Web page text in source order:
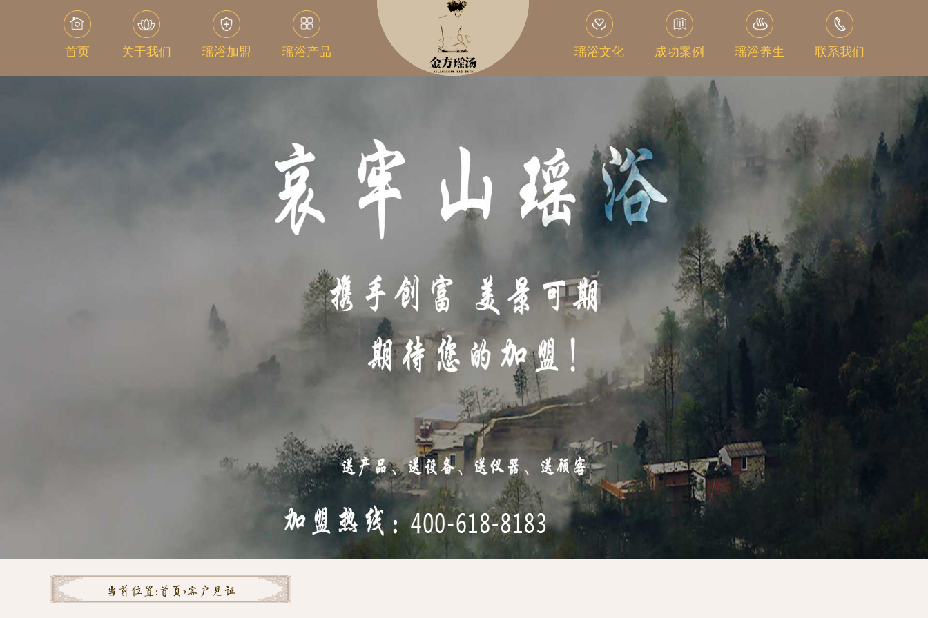
首页 关于我们 瑶浴加盟 瑶浴产品 瑶浴文化 成功案例 瑶浴养生 联系我们
当前位置:首页>客户见证